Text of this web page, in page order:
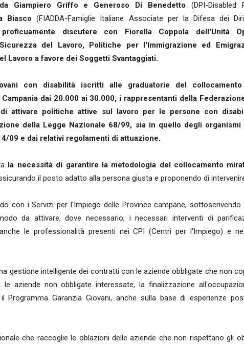
Giampiero Griffo e Generoso Di Benedetto (DPI-Disabled
Biasco (FIADDA-Famiglie Italiane Associate per la Difesa dei
discutere con Fiorella Coppola dell'Unità
del Lavoro, Politiche per l'Immigrazione ed
Lavoro a favore dei Soggetti Svantaggiati.
con disabilità iscritti alle graduatorie del collocamento
dai 20.000 ai 30.000, i rappresentanti della
attivare politiche attive sul lavoro per le persone con
della Legge Nazionale 68/99, sia in quello degli organismi
09 e dai relativi regolamenti di attuazione.
la necessità di garantire la metodologia del collocamento
il posto adatto alla persona giusta e proponendo di
con i Servizi per l'Impiego delle Province campane, sottoscrivendo
da attivare, dove necessario, i necessari interventi di
le professionalità presenti nei CPI (Centri per l'Impiego) e
gestione intelligente dei contratti con le aziende obbligate che non
aziende non obbligate interessate, la finalizzazione
Programma Garanzia Giovani, anche sulla base di esperienze
che raccoglie le oblazioni delle aziende che non rispettano gli